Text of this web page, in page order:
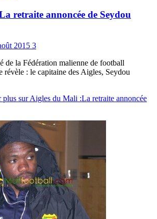
retraite annoncée de Seydou
2015 3
de la Fédération malienne de football
: le capitaine des Aigles, Seydou
plus sur Aigles du Mali :La retraite annoncée